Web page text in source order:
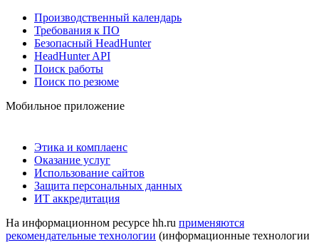
Производственный календарь
Требования к ПО
Безопасный HeadHunter
HeadHunter API
Поиск работы
Поиск по резюме
Мобильное приложение
Этика и комплаенс
Оказание услуг
Использование сайтов
Защита персональных данных
ИТ аккредитация
На информационном ресурсе hh.ru применяются
рекомендательные технологии (информационные технологии